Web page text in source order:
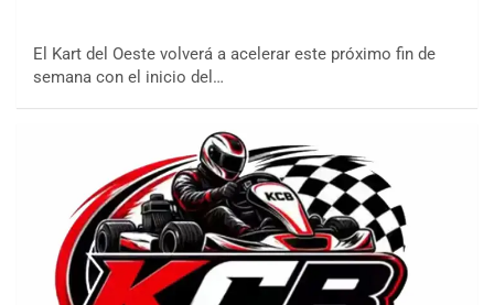
El Kart del Oeste volverá a acelerar este próximo fin de
semana con el inicio del…